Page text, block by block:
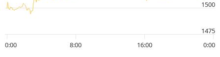
0:00 8:00 16:00 0:00
1475
1500